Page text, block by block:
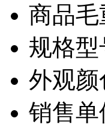
商品毛
规格型
外观
销售单